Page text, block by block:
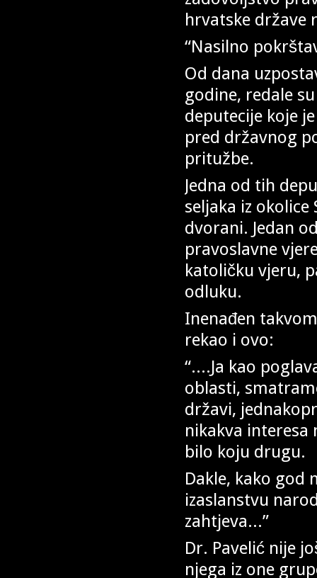
hrvatske države
“Nasilno
Od dana
godine, redale
deputecije koje
pred državnog
pritužbe.
Jedna od tih
seljaka iz okolice
dvorani. Jedan
pravoslavne
katoličku vjeru,
odluku.
Inenađen
rekao i ovo:
“....Ja kao
oblasti,
državi,
nikakva interesa
bilo koju drugu.
Dakle, kako god
izaslanstvu
zahtjeva...”
Dr. Pavelić nije
njega iz one